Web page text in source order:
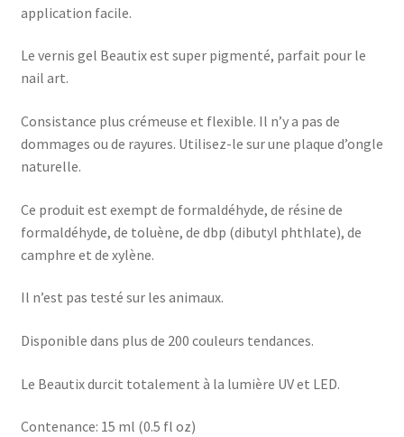
application facile.
Le vernis gel Beautix est super pigmenté, parfait pour le
nail art.
Consistance plus crémeuse et flexible. Il n’y a pas de
dommages ou de rayures. Utilisez-le sur une plaque d’ongle
naturelle.
Ce produit est exempt de formaldéhyde, de résine de
formaldéhyde, de toluène, de dbp (dibutyl phthlate), de
camphre et de xylène.
Il n’est pas testé sur les animaux.
Disponible dans plus de 200 couleurs tendances.
Le Beautix durcit totalement à la lumière UV et LED.
Contenance: 15 ml (0.5 fl oz)